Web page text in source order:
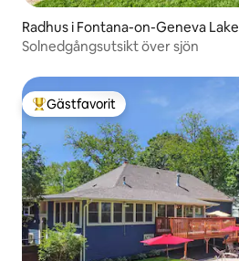
Radhus i Fontana-on-Geneva Lake
Solnedgångsutsikt över sjön
Populär gästfavorit
Gästfavorit